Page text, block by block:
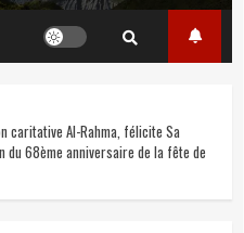
caritative Al-Rahma, félicite Sa
du 68ème anniversaire de la fête de